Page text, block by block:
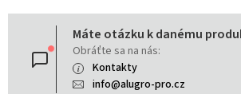
Jednotková
Máte otázku k danému
Obráťte sa na nás:
Kontakty
info@alugro-pro.cz